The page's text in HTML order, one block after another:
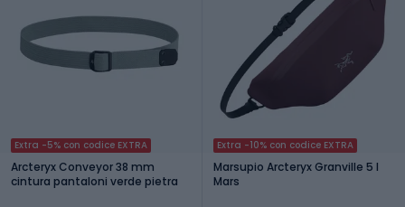
Extra -5% con codice EXTRA
Arcteryx Conveyor 38 mm
cintura pantaloni verde pietra
Extra -10% con codice EXTRA
Marsupio Arcteryx Granville 5 l
Mars